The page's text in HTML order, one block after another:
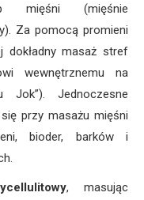
mięśni (mięśnie
Za pomocą promieni
dokładny masaż stref
wewnętrznemu na
Jednoczesne
przy masażu mięśni
bioder, barków i
, masując